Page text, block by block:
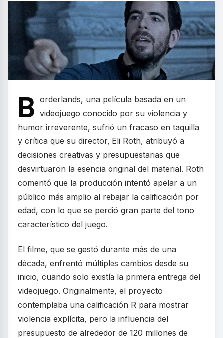
B orderlands, una película basada en un
videojuego conocido por su violencia y
humor irreverente, sufrió un fracaso en taquilla
y crítica que su director, Eli Roth, atribuyó a
decisiones creativas y presupuestarias que
desvirtuaron la esencia original del material. Roth
comentó que la producción intentó apelar a un
público más amplio al rebajar la calificación por
edad, con lo que se perdió gran parte del tono
característico del juego.
El filme, que se gestó durante más de una
década, enfrentó múltiples cambios desde su
inicio, cuando solo existía la primera entrega del
videojuego. Originalmente, el proyecto
contemplaba una calificación R para mostrar
violencia explícita, pero la influencia del
presupuesto de alrededor de 120 millones de